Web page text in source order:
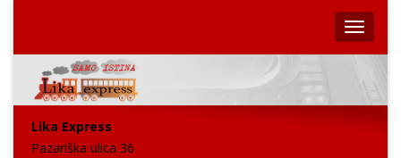
Lika Express
Pazariška ulica 36